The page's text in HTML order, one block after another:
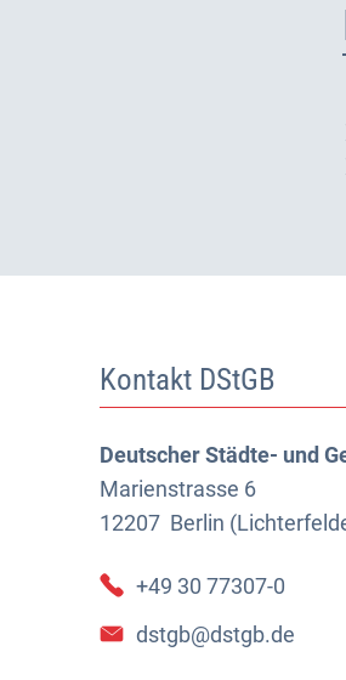
Kontakt DStGB
Deutscher Städte- und
Marienstrasse 6
12207 Berlin
+49 30 77307-0
dstgb@dstgb.de